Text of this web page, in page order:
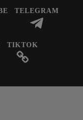
TELEGRAM
TIKTOK